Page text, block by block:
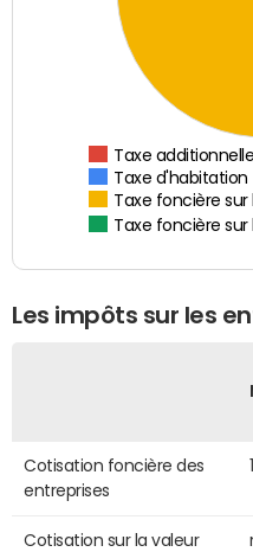
Taxe
Taxe d'habitation
Taxe foncière
Taxe foncière
Les impôts sur les
Cotisation foncière des
entreprises
Cotisation sur la valeur